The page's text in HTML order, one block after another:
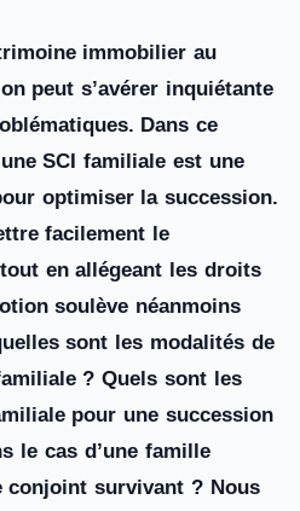
immobilier au
peut s’avérer inquiétante
Dans ce
SCI familiale est une
optimiser la succession.
facilement le
en allégeant les droits
soulève néanmoins
sont les modalités de
? Quels sont les
pour une succession
le cas d’une famille
conjoint survivant ? Nous